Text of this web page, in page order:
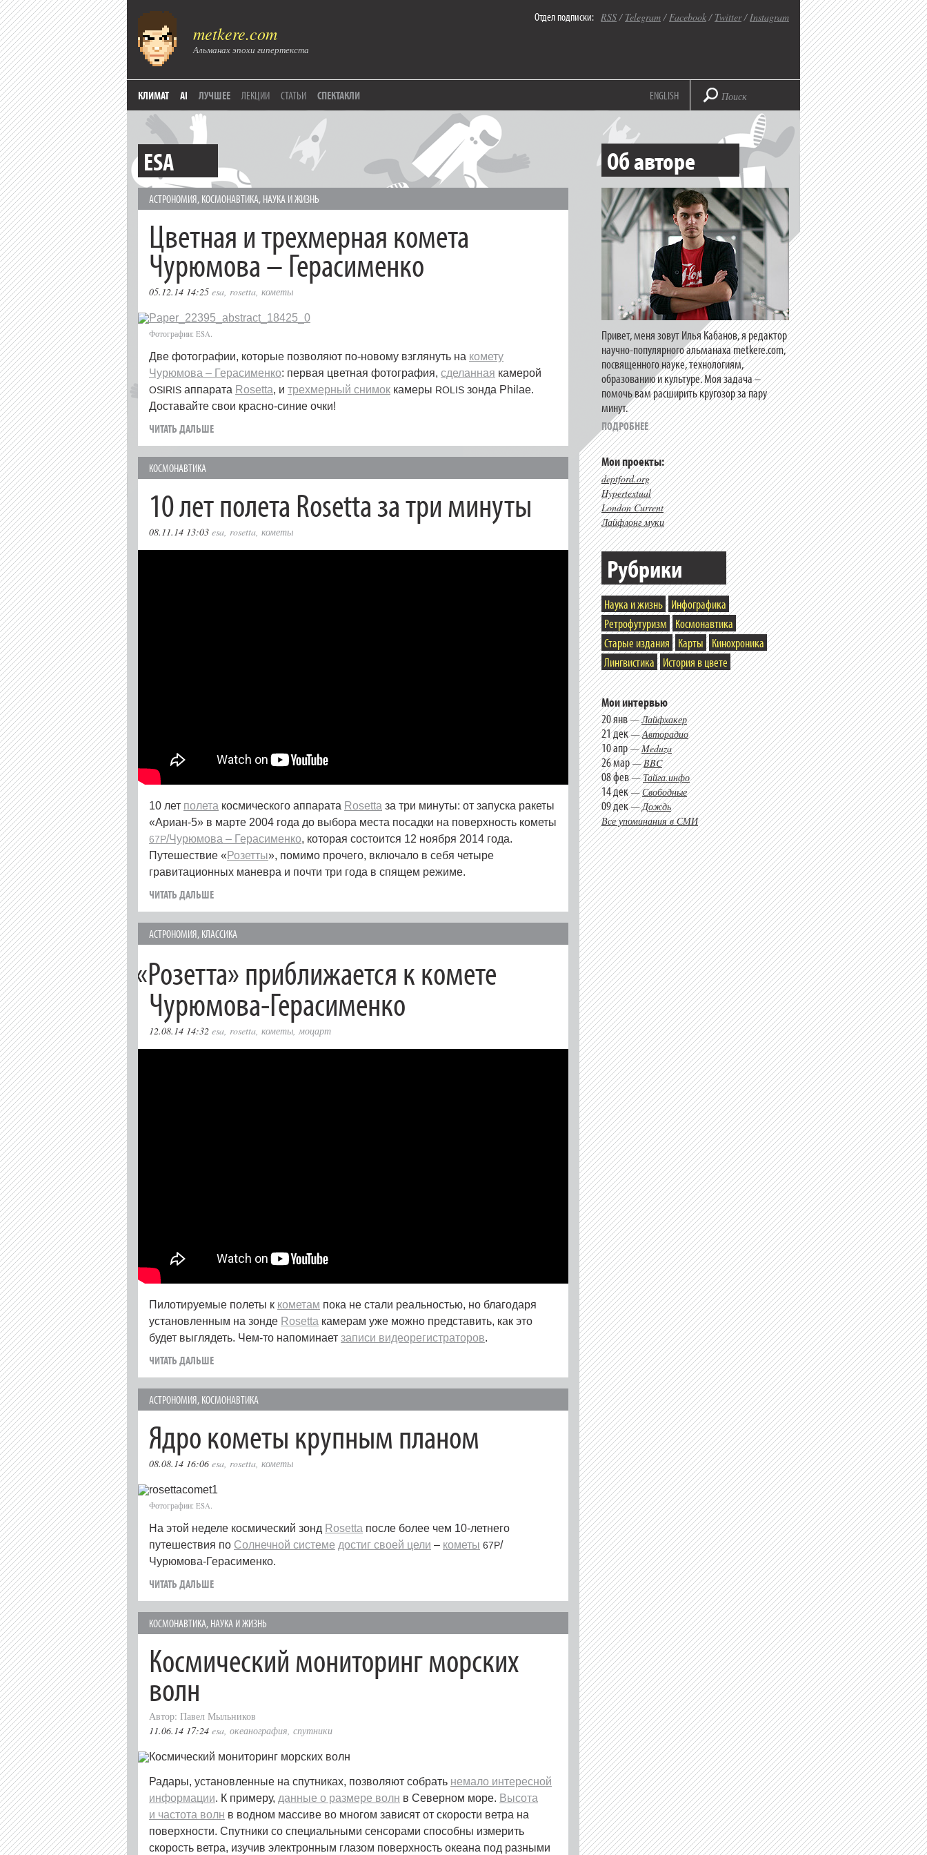
metkere.com
Альманах эпохи гипертекста
Отдел подписки: RSS/ Telegram/Facebook/ Twitter/Instagram
КЛИМАТ AI ЛУЧШЕЕ ЛЕКЦИИ СТАТЬИ СПЕКТАКЛИ ENGLISH
ESA
АСТРОНОМИЯ, КОСМОНАВТИКА, НАУКА И ЖИЗНЬ
Цветная и трехмерная комета
Чурюмова – Герасименко
05.12.14 14:25 esa, rosetta, кометы
Фотографии: ESA
Две фотографии, которые позволяют по-новому взглянуть на комету
Чурюмова – Герасименко: первая цветная фотография, сделанная камерой
OSIRIS аппарата Rosetta, и трехмерный снимок камеры ROLIS зонда Philae.
Доставайте свои красно-синие очки!
ЧИТАТЬ ДАЛЬШЕ
КОСМОНАВТИКА
10 лет полета Rosetta за три минуты
08.11.14 13:03 esa, rosetta, кометы
10 лет полета космического аппарата Rosetta за три минуты: от запуска ракеты
«Ариан‑5» в марте 2004 года до выбора места посадки на поверхность кометы
67P/Чурюмова – Герасименко, которая состоится 12 ноября 2014 года.
Путешествие « Розетты», помимо прочего, включало в себя четыре
гравитационных маневра и почти три года в спящем режиме.
ЧИТАТЬ ДАЛЬШЕ
АСТРОНОМИЯ, КЛАССИКА
«Розетта» приближается к комете
Чурюмова-Герасименко
12.08.14 14:32 esa, rosetta, кометы,моцарт
Пилотируемые полеты к кометам пока не стали реальностью, но благодаря
установленным на зонде Rosetta камерам уже можно представить, как это
будет выглядеть. Чем-то напоминает записи видеорегистраторов.
ЧИТАТЬ ДАЛЬШЕ
АСТРОНОМИЯ, КОСМОНАВТИКА
Ядро кометы крупным планом
08.08.14 16:06 esa, rosetta, кометы
Фотографии: ESA
На этой неделе космический зонд Rosetta после более чем 10-летнего
путешествия по Солнечной системе достиг своей цели – кометы 67P/
Чурюмова-Герасименко.
ЧИТАТЬ ДАЛЬШЕ
КОСМОНАВТИКА, НАУКА И ЖИЗНЬ
Космический мониторинг морских
волн
Автор: Павел Мыльников
11.06.14 17:24 esa, океанография, спутники
Радары, установленные на спутниках, позволяют собрать немало интересной
информации. К примеру, данные о размере волн в Северном море. Высота
и частота волн в водном массиве во многом зависят от скорости ветра на
поверхности. Спутники со специальными сенсорами способны измерить
скорость ветра, изучив электронным глазом поверхность океана под разными
Об авторе
Привет, меня зовут Илья Кабанов, я редактор
научно-популярного альманаха metkere.com,
посвященного науке, технологиям,
образованию и культуре. Моя задача –
помочь вам расширить кругозор за пару
минут.
ПОДРОБНЕЕ
Мои проекты:
deptford.org
Hypertextual
London Current
Лайфлонг муки
Рубрики
Наука и жизнь Инфографика
Ретрофутуризм
Космонавтика
Старые издания
Карты
Кинохроника
Лингвистика
История в цвете
Мои интервью
20 янв—Лайфхакер
21 дек—Авторадио
10 апр—Meduza
26 мар—BBC
08 фев—Тайга.инфо
14 дек—Свободные
09 дек—Дождь
Все упоминания в СМИ